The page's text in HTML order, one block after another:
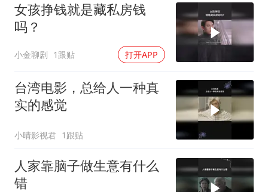
女孩挣钱就是藏私房钱
吗？
小金聊剧 1跟贴 打开APP
台湾电影，总给人一种真
实的感觉
小晴影视君 1跟贴
人家靠脑子做生意有什么
错